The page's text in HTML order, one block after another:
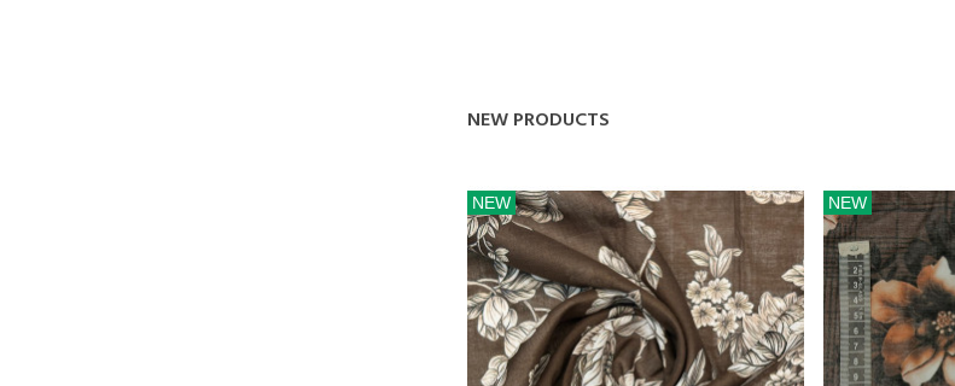
NEW PRODUCTS
NEW NEW